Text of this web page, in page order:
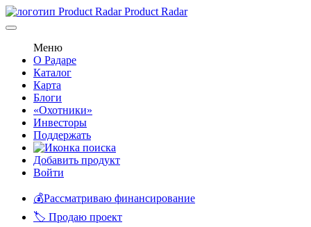
Product Radar
Меню
О Радаре
Каталог
Карта
Блоги
«Охотники»
Инвесторы
Поддержать
Добавить продукт
Войти
💰Рассматриваю финансирование
🏷️ Продаю проект